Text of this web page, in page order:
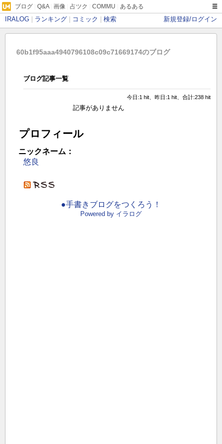
ブログ Q&A| 画像 占ツク COMMU あるある
IRALOG ランキング コミック 検索 新規登録/ログイン
60b1f95aaa4940796108c09c71669174のブログ
ブログ記事一覧
今日:1 hit、昨日:1 hit、合計:238 hit
記事がありません
プロフィール
ニックネーム：
悠良
●手書きブログをつくろう！
Powered by イラログ